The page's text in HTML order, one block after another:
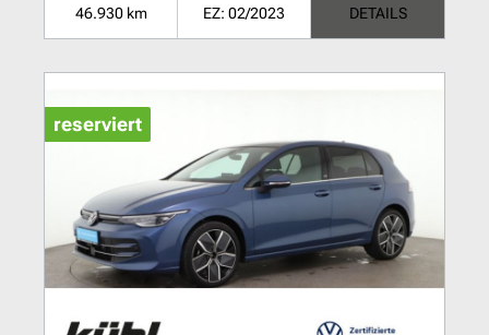
46.930 km EZ: 02/2023 DETAILS
reserviert